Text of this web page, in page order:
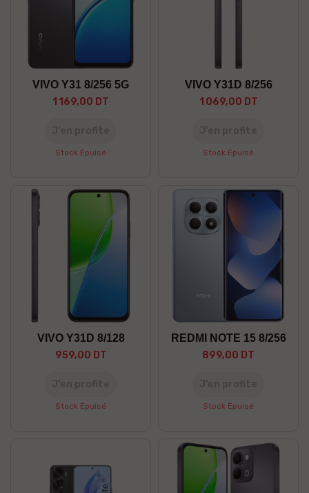
VIVO Y31 8/256 5G
1 169,00 DT
Stock Épuisé
VIVO Y31D 8/256
1 069,00 DT
Stock Épuisé
VIVO Y31D 8/128
959,00 DT
Stock Épuisé
REDMI NOTE 15 8/256
899,00 DT
Stock Épuisé